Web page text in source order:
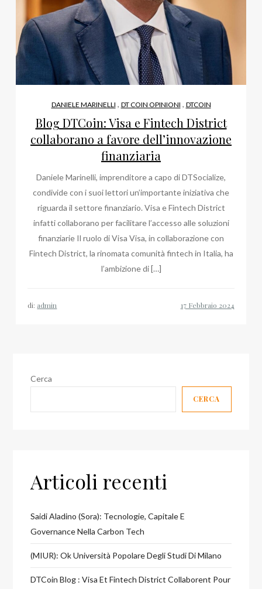
DANIELE MARINELLI , DT COIN OPINIONI , DTCOIN
Blog DTCoin: Visa e Fintech District
collaborano a favore dell’innovazione
finanziaria
Daniele Marinelli, imprenditore a capo di DTSocialize,
condivide con i suoi lettori un’importante iniziativa che
riguarda il settore finanziario. Visa e Fintech District
infatti collaborano per facilitare l’accesso alle soluzioni
finanziarie Il ruolo di Visa Visa, in collaborazione con
Fintech District, la rinomata comunità fintech in Italia, ha
l’ambizione di […]
di: admin
Cerca
CERCA
Articoli recenti
Saidi Aladino (Sora): Tecnologie, Capitale E
Governance Nella Carbon Tech
(MIUR): Ok Università Popolare Degli Studi Di Milano
DTCoin Blog : Visa Et Fintech District Collaborent Pour